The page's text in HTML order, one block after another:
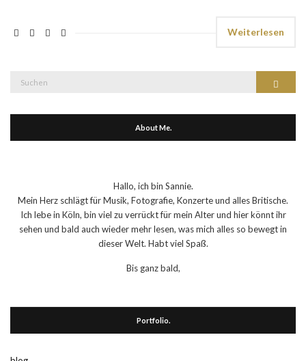
Weiterlesen
About Me.
Hallo, ich bin Sannie.
Mein Herz schlägt für Musik, Fotografie, Konzerte und alles Britische.
Ich lebe in Köln, bin viel zu verrückt für mein Alter und hier könnt ihr
sehen und bald auch wieder mehr lesen, was mich alles so bewegt in
dieser Welt. Habt viel Spaß.
Bis ganz bald,
Portfolio.